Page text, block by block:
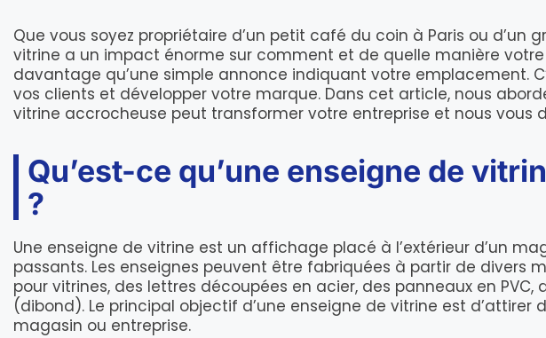
Que vous soyez propriétaire d’un petit café du coin à Paris ou
vitrine a un impact énorme sur comment et de quelle manière
davantage qu’une simple annonce indiquant votre emplacement.
vos clients et développer votre marque. Dans cet article, nous
vitrine accrocheuse peut transformer votre entreprise et nous vous
Qu’est-ce qu’une enseigne de
?
Une enseigne de vitrine est un affichage placé à l’extérieur d’un
passants. Les enseignes peuvent être fabriquées à partir de divers
pour vitrines, des lettres découpées en acier, des panneaux en
(dibond). Le principal objectif d’une enseigne de vitrine est
magasin ou entreprise.